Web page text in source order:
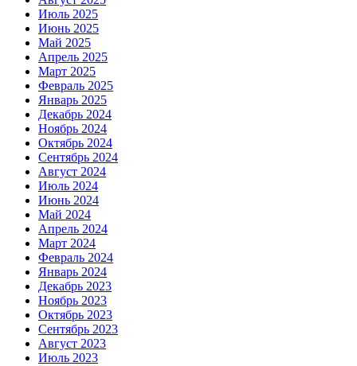
Июль 2025
Июнь 2025
Май 2025
Апрель 2025
Март 2025
Февраль 2025
Январь 2025
Декабрь 2024
Ноябрь 2024
Октябрь 2024
Сентябрь 2024
Август 2024
Июль 2024
Июнь 2024
Май 2024
Апрель 2024
Март 2024
Февраль 2024
Январь 2024
Декабрь 2023
Ноябрь 2023
Октябрь 2023
Сентябрь 2023
Август 2023
Июль 2023